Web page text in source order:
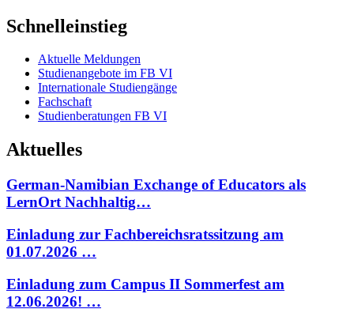
Schnelleinstieg
Aktuelle Meldungen
Studienangebote im FB VI
Internationale Studiengänge
Fachschaft
Studienberatungen FB VI
Aktuelles
German-Namibian Exchange of Educators als
LernOrt Nachhaltig…
Einladung zur Fachbereichsratssitzung am
01.07.2026 …
Einladung zum Campus II Sommerfest am
12.06.2026! …